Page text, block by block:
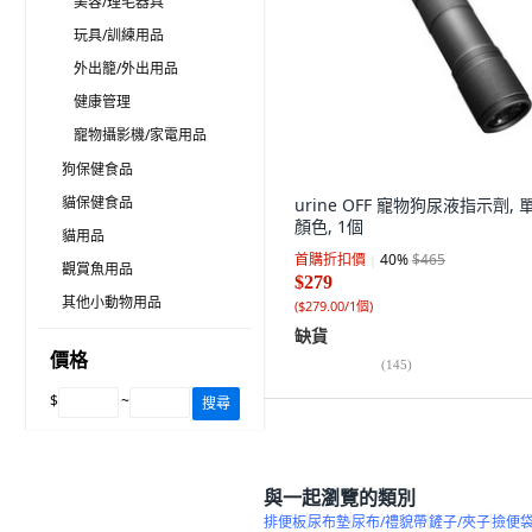
玩具/訓練用品
外出籠/外出用品
健康管理
寵物攝影機/家電用品
狗保健食品
貓保健食品
貓用品
觀賞魚用品
其他小動物用品
價格
$ ~ 搜尋
urine OFF 寵物狗尿液指示劑,
顏色, 1個
首購折扣價 40%$465
$279
($279.00/1個)
缺貨
(145)
與一起瀏覽的類別
排便板尿布墊尿布/禮貌帶鏟子/夾子撿便